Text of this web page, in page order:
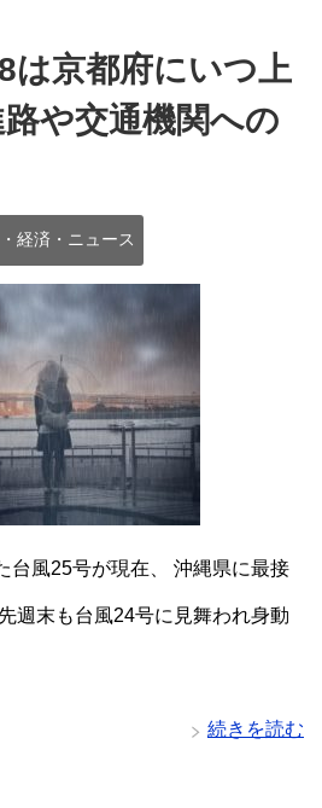
は京都府にいつ上
や交通機関への
経済・ニュース
台風25号が現在、 沖縄県に最接
週末も台風24号に見舞われ身動
続きを読む